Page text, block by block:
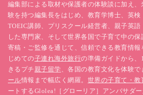
編集部による取材や保護者の体験談に加え
験を持つ編集長をはじめ、教育学博士、英検
TOEIC講師、プリスクール経営者、親子英
した専門家、そして世界各国で子育て中の
寄稿・ご監修を通じて、信頼できる教育情
じめての子連れ海外旅行の準備ガイドから
きるプチ親子留学、各国の教育文化を体験で
ール情報まで幅広く網羅。 世界の子育て・教
ートするGlolea!［グローリア］アンバサダ